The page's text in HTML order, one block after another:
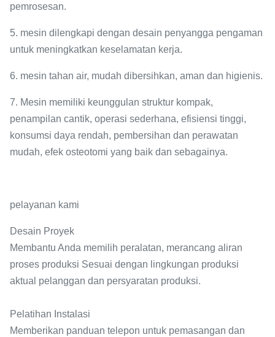
pemrosesan.
5. mesin dilengkapi dengan desain penyangga pengaman
untuk meningkatkan keselamatan kerja.
6. mesin tahan air, mudah dibersihkan, aman dan higienis.
7. Mesin memiliki keunggulan struktur kompak,
penampilan cantik, operasi sederhana, efisiensi tinggi,
konsumsi daya rendah, pembersihan dan perawatan
mudah, efek osteotomi yang baik dan sebagainya.
pelayanan kami
Desain Proyek
Membantu Anda memilih peralatan, merancang aliran
proses produksi Sesuai dengan lingkungan produksi
aktual pelanggan dan persyaratan produksi.
Pelatihan Instalasi
Memberikan panduan telepon untuk pemasangan dan